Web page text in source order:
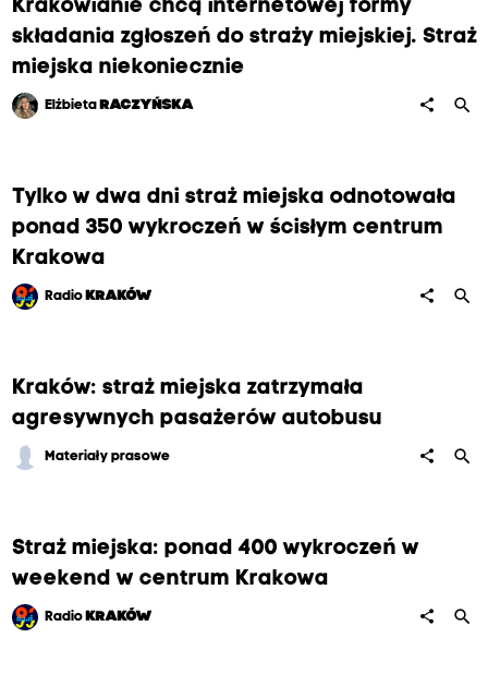
Krakowianie chcą internetowej formy
składania zgłoszeń do straży miejskiej. Straż
miejska niekoniecznie
Elżbieta RACZYŃSKA share search
Tylko w dwa dni straż miejska odnotowała
ponad 350 wykroczeń w ścisłym centrum
Krakowa
Radio KRAKÓW share search
Kraków: straż miejska zatrzymała
agresywnych pasażerów autobusu
Materiały prasowe share search
Straż miejska: ponad 400 wykroczeń w
weekend w centrum Krakowa
Radio KRAKÓW share search